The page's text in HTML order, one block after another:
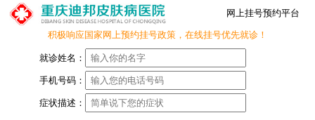
网上挂号预约平台
积极响应国家网上预约挂号政策，在线挂号优先就诊！
就诊姓名：
手机号码：
症状描述：